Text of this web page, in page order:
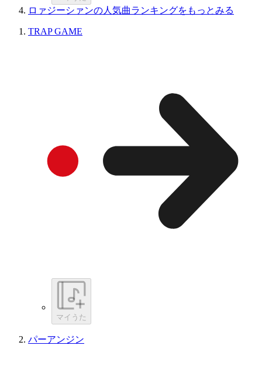
ロァジーシァンの人気曲ランキングをもっとみる
TRAP GAME
マイうた
パーアンジン